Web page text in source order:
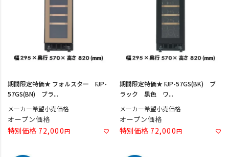
期間限定特価★ フォルスター FJP-
57GS(BN) ブラ...
メーカー希望小売価格
オープン価格
特別価格 72,000
期間限定特価★ FJP-57GS(BK) ブ
ラック 黒色 ワ...
メーカー希望小売価格
オープン価格
特別価格 72,000